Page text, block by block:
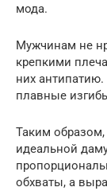
мода.
Мужчинам не
крепкими
них
плавные
Таким
идеальной
обхваты, а